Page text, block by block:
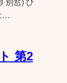
別窓) ひ
…
第2